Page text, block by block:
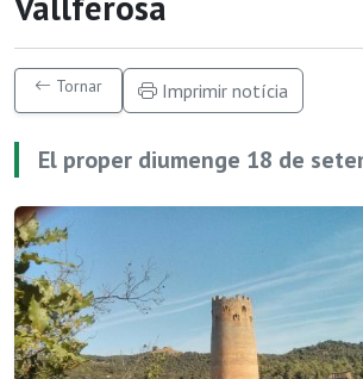
Tornar Imprimir notícia
El proper diumenge 18 de